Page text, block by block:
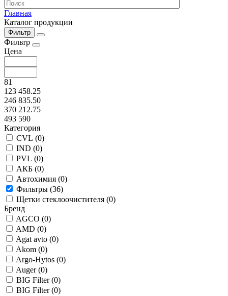
Главная
Каталог продукции
Фильтр
Фильтр
Цена
81
123 458.25
246 835.50
370 212.75
493 590
Категория
CVL (0)
IND (0)
PVL (0)
АКБ (0)
Автохимия (0)
Фильтры (36)
Щетки стеклоочистителя (0)
Бренд
AGCO (0)
AMD (0)
Agat avto (0)
Akom (0)
Argo-Hytos (0)
Auger (0)
BIG Filter (0)
BIG Filter (0)